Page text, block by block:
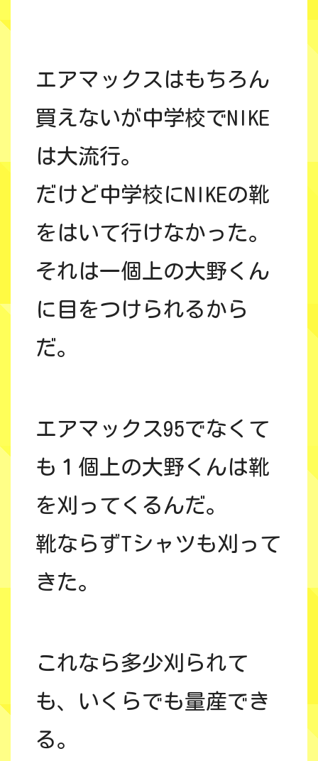
エアマックスはもちろん
買えないが中学校でNIKE
は大流行。
だけど中学校にNIKEの靴
をはいて行けなかった。
それは一個上の大野くん
に目をつけられるから
だ。
エアマックス95でなくて
も１個上の大野くんは靴
を刈ってくるんだ。
靴ならずTシャツも刈って
きた。
これなら多少刈られて
も、いくらでも量産でき
る。